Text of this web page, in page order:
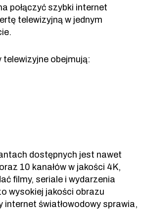
połączyć szybki internet
telewizyjną w jednym
telewizyjne obejmują:
dostępnych jest nawet
10 kanałów w jakości 4K,
filmy, seriale i wydarzenia
wysokiej jakości obrazu
internet światłowodowy sprawia,